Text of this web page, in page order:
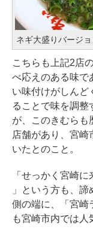
ネギ大盛りバージョ
こちらも上記2店
べ応えのある味で
い味付けがしんど
ることで味を調整
が、このきむらも
店舗があり、宮崎
いたとのこと。
「せっかく宮崎
」という方も、
側の端に、「宮崎
も宮崎市内では人